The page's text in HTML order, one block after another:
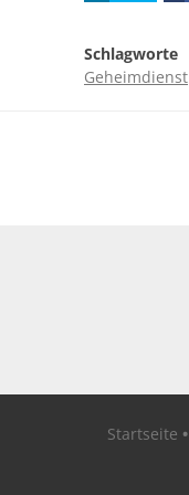
Schlagworte
Geheimdienst
Startseite